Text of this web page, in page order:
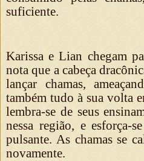
suficiente.
Karissa e Lian chegam
nota que a cabeça
lançar chamas,
também tudo à sua volta
lembra-se de seus
nessa região, e esforça-
pulsante. As chamas se
novamente.